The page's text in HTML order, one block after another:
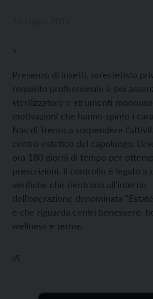
>
Presenza di insetti, un’estetista
requisito professionale e poi
sterilizzatore e strumenti
motivazioni che hanno spinto i
Nas di Trento a sospendere
centro estetico del capoluogo.
ora 180 giorni di tempo per
prescrizioni. Il controllo è legato a
verifiche che rientrano all’interno
dell’operazione denominata
e che riguarda centri benessere,
wellness e terme.
di